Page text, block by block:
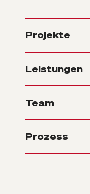
Projekte
Leistungen
Team
Prozess